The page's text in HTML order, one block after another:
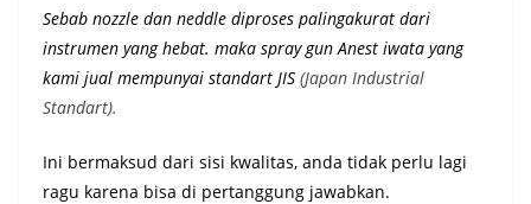
Sebab nozzle dan neddle diproses palingakurat dari
instrumen yang hebat. maka spray gun Anest iwata yang
kami jual mempunyai standart JIS (Japan Industrial
Standart).
Ini bermaksud dari sisi kwalitas, anda tidak perlu lagi
ragu karena bisa di pertanggung jawabkan.